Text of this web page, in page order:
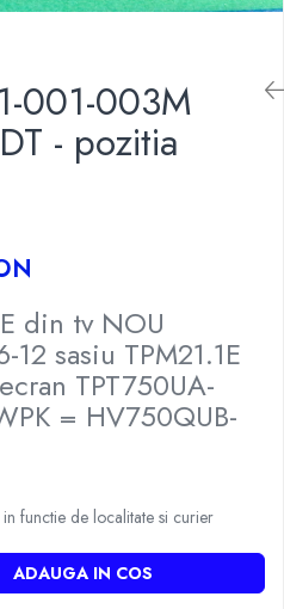
001-003M
- pozitia
din tv NOU
12 sasiu TPM21.1E
TPT750UA-
= HV750QUB-
functie de localitate si curier
ADAUGA IN COS